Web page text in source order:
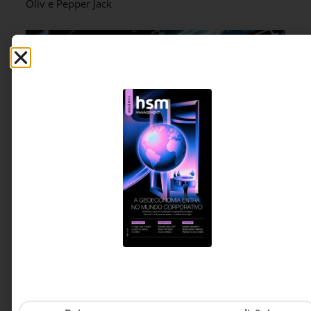
Oliv e Pepper Jack